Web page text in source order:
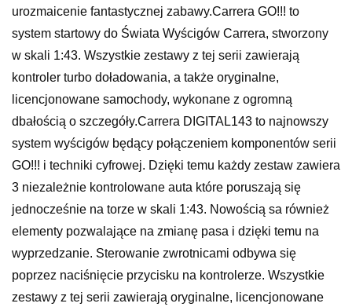
urozmaicenie fantastycznej zabawy.Carrera GO!!! to
system startowy do Świata Wyścigów Carrera, stworzony
w skali 1:43. Wszystkie zestawy z tej serii zawierają
kontroler turbo doładowania, a także oryginalne,
licencjonowane samochody, wykonane z ogromną
dbałością o szczegóły.Carrera DIGITAL143 to najnowszy
system wyścigów będący połączeniem komponentów serii
GO!!! i techniki cyfrowej. Dzięki temu każdy zestaw zawiera
3 niezależnie kontrolowane auta które poruszają się
jednocześnie na torze w skali 1:43. Nowością sa również
elementy pozwalające na zmianę pasa i dzięki temu na
wyprzedzanie. Sterowanie zwrotnicami odbywa się
poprzez naciśnięcie przycisku na kontrolerze. Wszystkie
zestawy z tej serii zawierają oryginalne, licencjonowane